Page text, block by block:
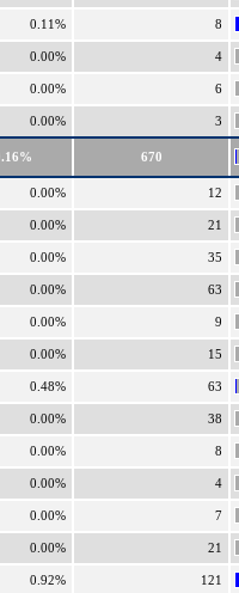
0.11% 8
0.00% 4
0.00% 6
0.00% 3
670
0.00% 12
0.00% 21
0.00% 35
0.00% 63
0.00% 9
0.00% 15
0.48% 63
0.00% 38
0.00% 8
0.00% 4
0.00% 7
0.00% 21
0.92% 121